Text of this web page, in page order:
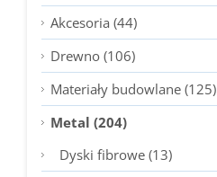
Akcesoria (44)
Drewno (106)
Materiały budowlane (125)
Metal (204)
Dyski fibrowe (13)